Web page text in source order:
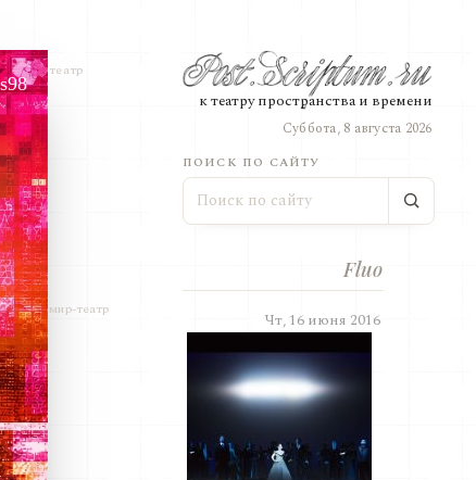
театр
мир-театр
к театру пространства и времени
Суббота, 8 августа 2026
ПОИСК ПО САЙТУ
Fluo
Чт, 16 июня 2016